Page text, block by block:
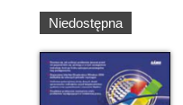
Niedostępna